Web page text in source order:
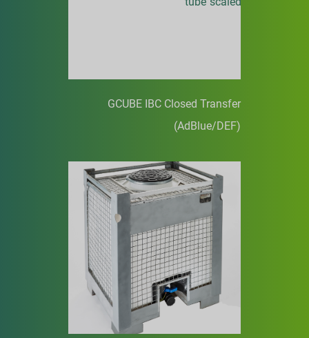
GCUBE IBC Closed Transfer
(AdBlue/DEF)